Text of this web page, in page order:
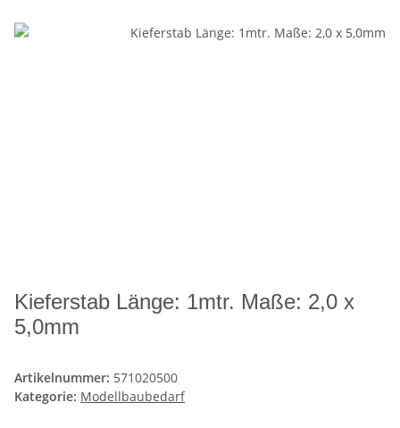
Kieferstab Länge: 1mtr. Maße: 2,0 x
5,0mm
Artikelnummer: 571020500
Kategorie: Modellbaubedarf